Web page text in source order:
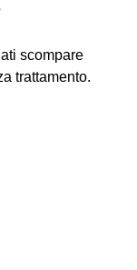
scompare
trattamento.